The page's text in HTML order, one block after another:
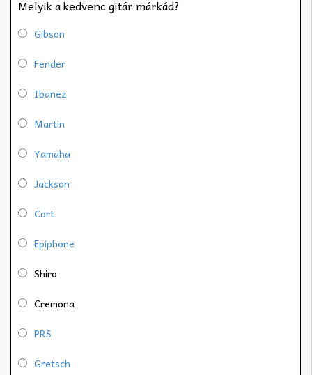
Melyik a kedvenc gitár márkád?
Gibson
Fender
Ibanez
Martin
Yamaha
Jackson
Cort
Epiphone
Shiro
Cremona
PRS
Gretsch